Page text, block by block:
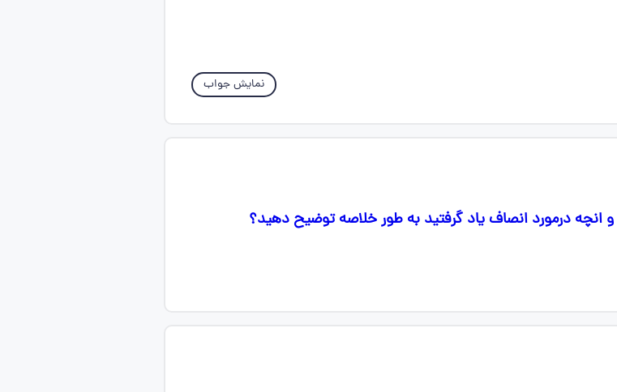
نمایش جواب
انچه درمورد انصاف یاد گرفتید به طور خلاصه توضیح دهید؟